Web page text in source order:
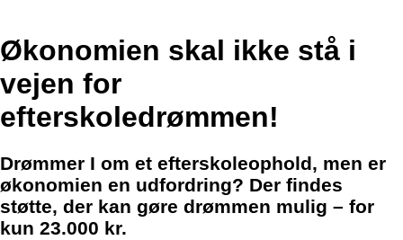
Økonomien skal ikke stå i
vejen for
efterskoledrømmen!
Drømmer I om et efterskoleophold, men er
økonomien en udfordring? Der findes
støtte, der kan gøre drømmen mulig – for
kun 23.000 kr.